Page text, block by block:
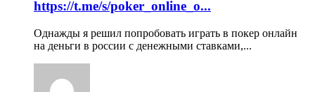
https://t.me/s/poker_online_o...
Однажды я решил попробовать играть в покер онлайн
на деньги в россии с денежными ставками,...